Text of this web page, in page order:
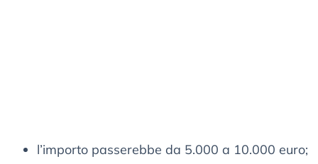
l’importo passerebbe da 5.000 a 10.000 euro;